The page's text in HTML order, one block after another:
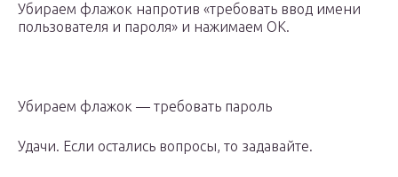
Убираем флажок напротив «требовать ввод имени
пользователя и пароля» и нажимаем ОК.
Убираем флажок — требовать пароль
Удачи. Если остались вопросы, то задавайте.